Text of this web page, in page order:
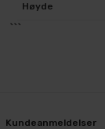
Høyde
```
Kundeanmeldelser